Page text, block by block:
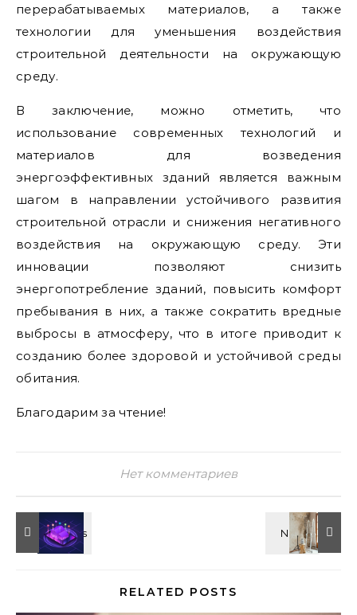
перерабатываемых материалов, а также
технологии для уменьшения воздействия
строительной деятельности на окружающую
среду.
В заключение, можно отметить, что
использование современных технологий и
материалов для возведения
энергоэффективных зданий является важным
шагом в направлении устойчивого развития
строительной отрасли и снижения негативного
воздействия на окружающую среду. Эти
инновации позволяют снизить
энергопотребление зданий, повысить комфорт
пребывания в них, а также сократить вредные
выбросы в атмосферу, что в итоге приводит к
созданию более здоровой и устойчивой среды
обитания.
Благодарим за чтение!
Нет комментариев
RELATED POSTS